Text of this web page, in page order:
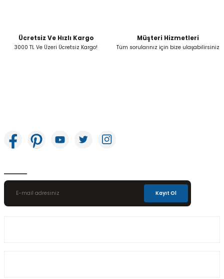
Gönder
Ücretsiz Ve Hızlı Kargo
3000 TL Ve Üzeri Ücretsiz Kargo!
Müşteri Hizmetleri
Tüm sorularınız için bize ulaşabilirsiniz
Kayıt Ol